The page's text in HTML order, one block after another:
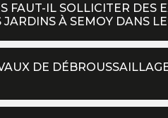
FAUT-IL SOLLICITER DES
JARDINS À SEMOY DANS
DE